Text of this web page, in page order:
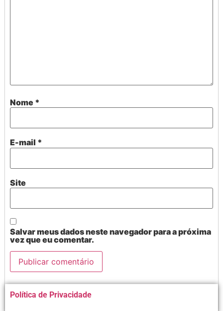
Nome *
E-mail *
Site
Salvar meus dados neste navegador para a próxima
vez que eu comentar.
Alternative:
Política de Privacidade